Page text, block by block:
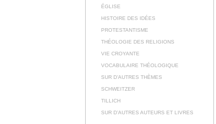
ÉGLISE
HISTOIRE DES IDÉES
PROTESTANTISME
THÉOLOGIE DES RELIGIONS
VIE CROYANTE
VOCABULAIRE THÉOLOGIQUE
SUR D’AUTRES THÈMES
SCHWEITZER
TILLICH
SUR D’AUTRES AUTEURS ET LIVRES